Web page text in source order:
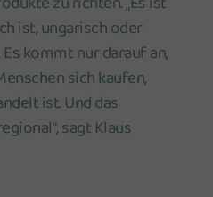
ist, ungarisch oder
kommt nur darauf an,
sich kaufen,
ist. Und das
sagt Klaus